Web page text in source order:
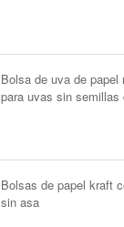
Bolsa de uva de
para uvas sin semillas
Bolsas de papel kraft
sin asa